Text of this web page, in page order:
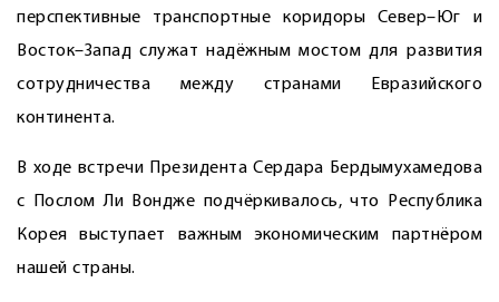
перспективные транспортные коридоры Север–Юг и
Восток–Запад служат надёжным мостом для развития
сотрудничества между странами Евразийского
континента.
В ходе встречи Президента Сердара Бердымухамедова
с Пос­лом Ли Вондже подчёркивалось, что Республика
Корея выступает важным экономическим парт­нёром
нашей страны.